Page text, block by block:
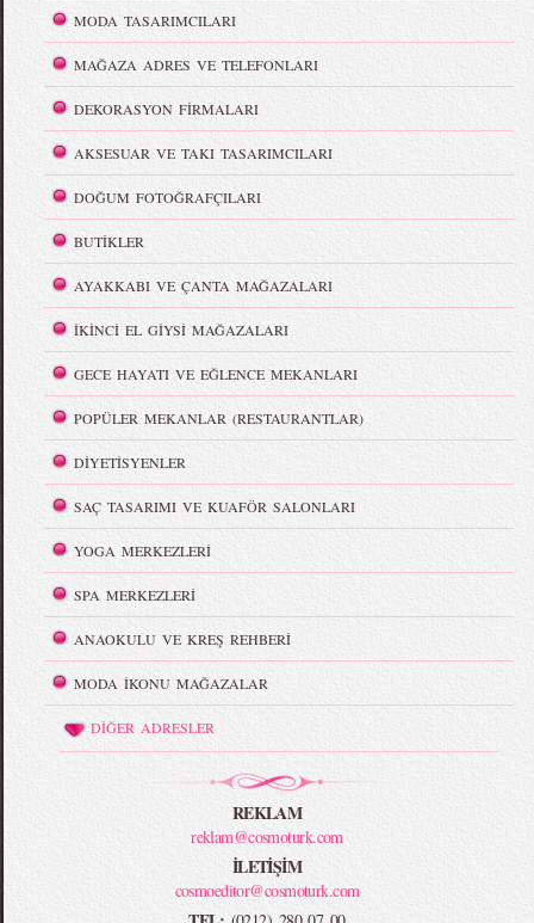
MODA TASARIMCILARI
MAĞAZA ADRES VE TELEFONLARI
DEKORASYON FİRMALARI
AKSESUAR VE TAKI TASARIMCILARI
DOĞUM FOTOĞRAFÇILARI
BUTİKLER
AYAKKABI VE ÇANTA MAĞAZALARI
İKİNCİ EL GİYSİ MAĞAZALARI
GECE HAYATI VE EĞLENCE MEKANLARI
POPÜLER MEKANLAR (RESTAURANTLAR)
DİYETİSYENLER
SAÇ TASARIMI VE KUAFÖR SALONLARI
YOGA MERKEZLERİ
SPA MERKEZLERİ
ANAOKULU VE KREŞ REHBERİ
MODA İKONU MAĞAZALAR
DİĞER ADRESLER
REKLAM
reklam@cosmoturk.com
İLETİŞİM
cosmoeditor@cosmoturk.com